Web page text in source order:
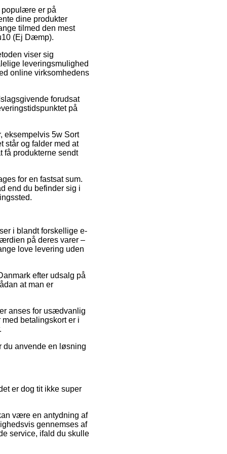
populære er på
dine produkter
tilmed den mest
(Ej Dæmp).
viser sig
leveringsmulighed
online virksomhedens
forudsat
på
eksempelvis 5w Sort
står og falder med at
få produkterne sendt
for en fastsat sum.
end du befinder sig i
i blandt forskellige e-
på deres varer –
love levering uden
efter udsalg på
at man er
anses for usædvanlig
betalingskort er i
du anvende en løsning
er dog tit ikke super
være en antydning af
gennemses af
service, ifald du skulle